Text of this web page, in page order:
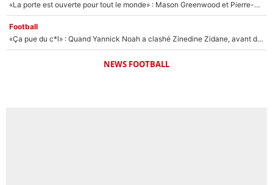
«La porte est ouverte pour tout le monde» : Mason Greenwood et Pierre-Emerick Aubameyang ont quitté l'OM, Amine Gouiri balance sur la suite du mercato et sur la réaction du vestiaire !
Football
«Ça pue du c*l» : Quand Yannick Noah a clashé Zinedine Zidane, avant de se faire recadrer par le nouveau sélectionneur de l'équipe de France !
NEWS FOOTBALL